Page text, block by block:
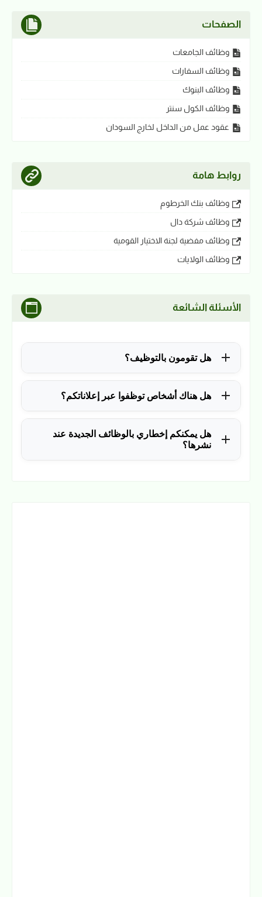
الصفحات
وظائف الجامعات
وظائف السفارات
وظائف البنوك
وظائف الكول سنتر
عقود عمل من الداخل لخارج السودان
روابط هامة
وظائف بنك الخرطوم
وظائف شركة دال
وظائف مفضية لجنة الاختيار القومية
وظائف الولايات
الأسئلة الشائعة
هل تقومون بالتوظيف؟
للأسف لا، في الوقت الحالي نقوم فقط بنشر الوظائف
المتاحة.هل هناك أشخاص توظفوا عبر إعلاناتكم؟
نعم ولله الحمد، منذ التأسيس في 2018 نشرنا آلاف
الوظائف، وكانت سببًا في توظيف آلاف من المتابعين.
هل يمكنكم إخطاري بالوظائف الجديدة عند
نشرها؟